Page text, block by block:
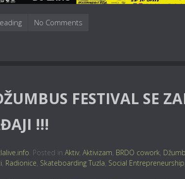
No Comments
FESTIVAL SE
!!!
. Posted in Aktiv, Aktivizam BRDO cowork
Radionice Skateboarding Tuzla Social Entrepreneurship